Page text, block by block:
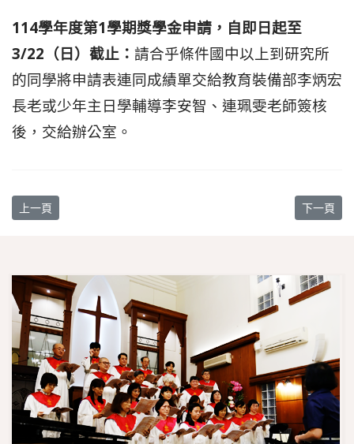
114學年度第1學期獎學金申請，自即日起至
3/22（日） 截止： 請合乎條件國中以上到研究所
的同學將申請表連同成績單交給教育裝備部李炳宏
長老或少年主日學輔導李安智、連珮雯老師簽核
後，交給辦公室。
上一篇文章: 滬尾偕醫館徵求教會歷史文物，詳情請洽教會辦公室
上一頁 下一篇文
下一頁